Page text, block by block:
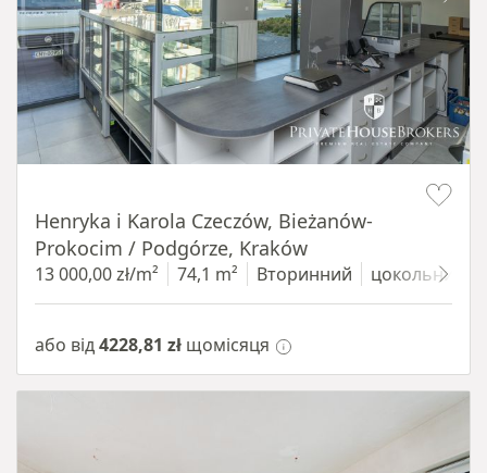
Henryka i Karola Czeczów, Bieżanów-
Prokocim / Podgórze, Kraków
13 000,00 zł/m² 74,1 m² Вторинний цокольний
або від4228,81 zł щомісяця